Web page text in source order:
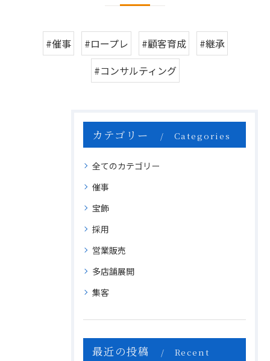
#催事 #ロープレ #顧客育成
#継承
#コンサルティング
カテゴリー Categories
全てのカテゴリー
催事
宝飾
採用
営業販売
多店舗展開
集客
最近の投稿
Recent